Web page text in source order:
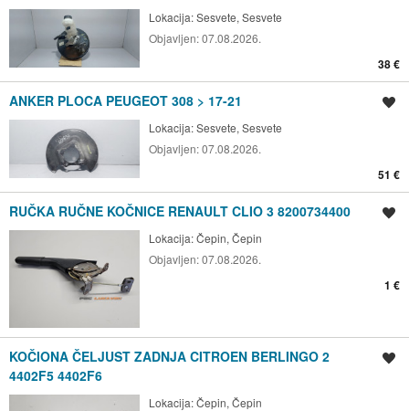
Lokacija:Sesvete, Sesvete
Objavljen:07.08.2026.
38 €
ANKER PLOCA PEUGEOT 308 > 17-21
Lokacija:Sesvete, Sesvete
Objavljen:07.08.2026.
51 €
RUČKA RUČNE KOČNICE RENAULT CLIO 3 8200734400
Lokacija:Čepin, Čepin
Objavljen:07.08.2026.
1 €
KOČIONA ČELJUST ZADNJA CITROEN BERLINGO 2
4402F5 4402F6
Lokacija:Čepin, Čepin